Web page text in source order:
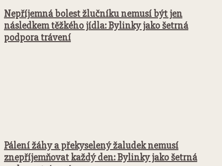
Nepříjemná bolest žlučníku nemusí být jen
následkem těžkého jídla: Bylinky jako šetrná
podpora trávení
Pálení žáhy a překyselený žaludek nemusí
znepříjemňovat každý den: Bylinky jako šetrná